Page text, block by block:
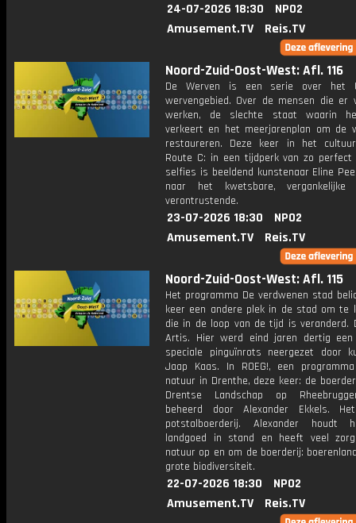
24-07-2026 18:30
NPO2
Amusement.TV
Reis.TV
Noord-Zuid-Oost-West: Afl. 116
De Werven is een serie over het
wervengebied. Over de mensen die er
werken, de slechte staat waarin
verkeert en het meerjarenplan om de
restaureren. Deze keer in het
Route C: in een tijdperk van zo perfect
selfies is beeldend kunstenaar Eline
naar het kwetsbare,
verontrustende.
23-07-2026 18:30
NPO2
Amusement.TV
Reis.TV
Noord-Zuid-Oost-West: Afl. 115
Het programma De verdwenen stad
keer een andere plek in de stad om te
die in de loop van de tijd is veranderd.
Artis. Hier werd eind jaren dertig
speciale pinguïnrots neergezet door
Jaap Kaas. In ROEG!, een
natuur in Drenthe, deze keer: de
Drentse Landschap op
beheerd door Alexander Ekkels.
potstalboerderij. Alexander houdt
landgoed in stand en heeft veel
natuur op en om de boerderij:
grote biodiversiteit.
22-07-2026 18:30
NPO2
Amusement.TV
Reis.TV